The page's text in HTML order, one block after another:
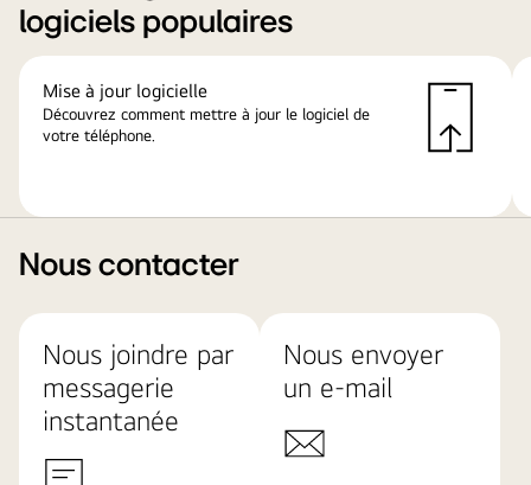
logiciels populaires
Mise à jour logicielle
Découvrez comment mettre à jour le logiciel de
votre téléphone.
Nous contacter
Nous joindre par
messagerie
instantanée
Nous envoyer
un e-mail